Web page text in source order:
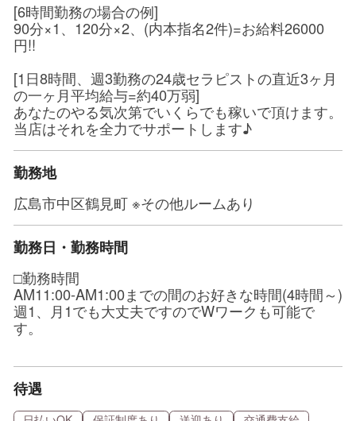
[6時間勤務の場合の例]
90分×1、120分×2、(内本指名2件)=お給料26000
円!!
[1日8時間、週3勤務の24歳セラピストの直近3ヶ月
の一ヶ月平均給与=約40万弱]
あなたのやる気次第でいくらでも稼いで頂けます。
当店はそれを全力でサポートします♪
勤務地
広島市中区鶴見町 ※その他ルームあり
勤務日・勤務時間
□勤務時間
AM11:00-AM1:00までの間のお好きな時間(4時間～)
週1、月1でも大丈夫ですのでWワークも可能で
す。
待遇